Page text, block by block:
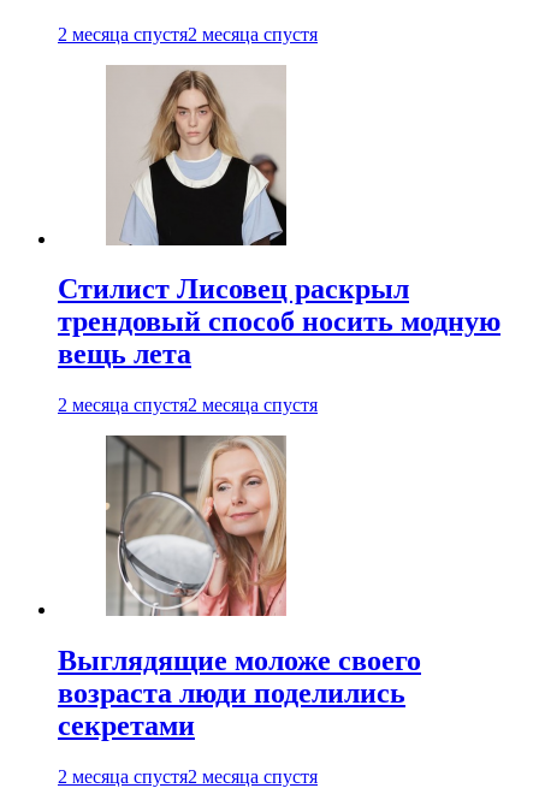
2 месяца спустя2 месяца спустя
Стилист Лисовец раскрыл
трендовый способ носить модную
вещь лета
2 месяца спустя2 месяца спустя
Выглядящие моложе своего
возраста люди поделились
секретами
2 месяца спустя2 месяца спустя